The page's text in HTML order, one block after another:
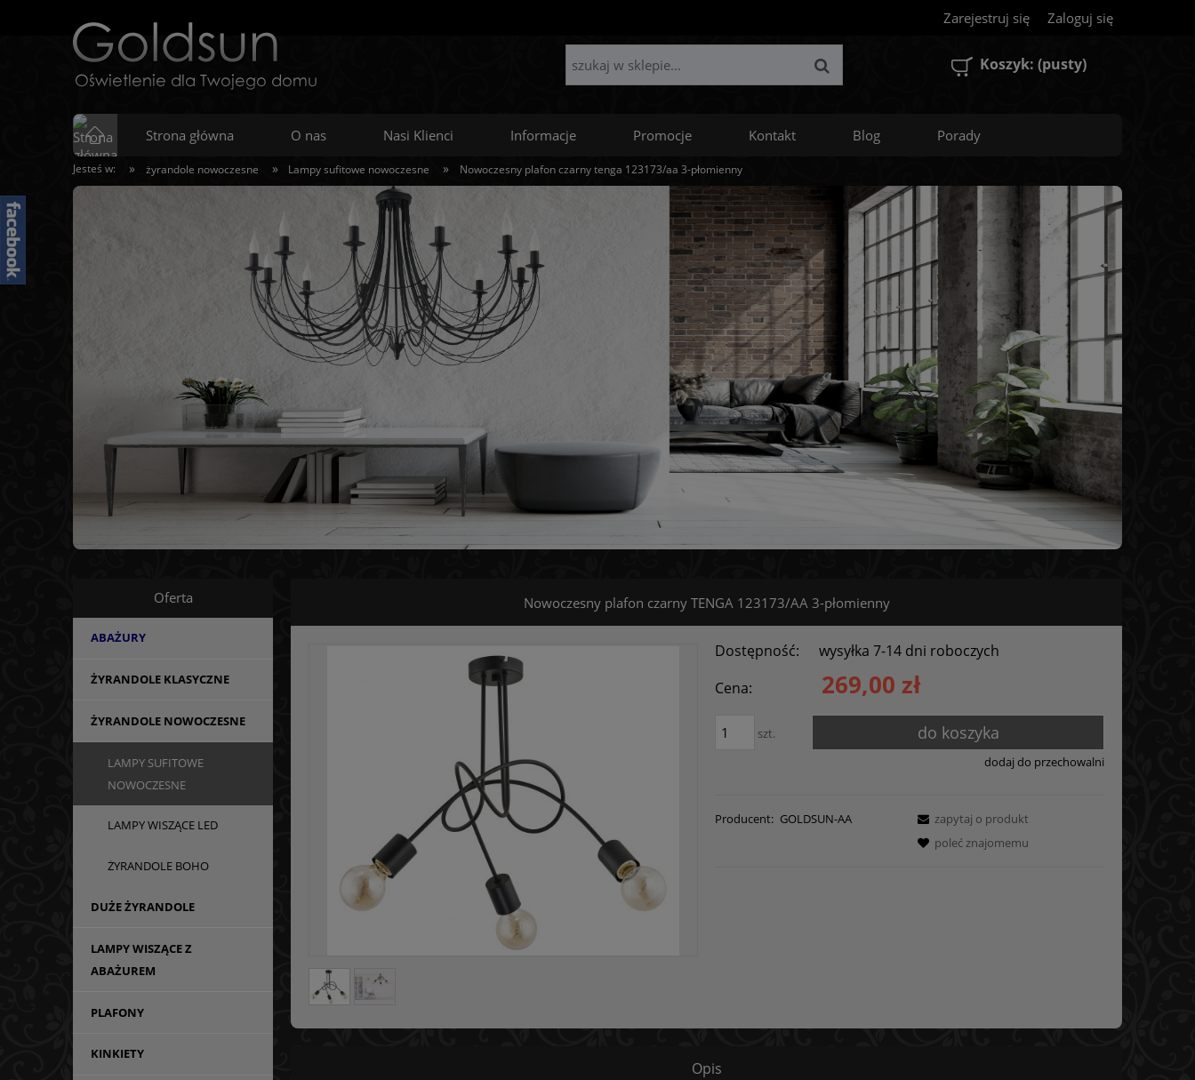
Zarejestruj się Zaloguj się
Koszyk: (pusty)
Strona główna O nas Nasi Klienci Informacje Promocje Kontakt Blog Porady
Jesteś w: » żyrandole nowoczesne » Lampy sufitowe nowoczesne » Nowoczesny plafon czarny tenga 123173/aa 3-płomienny
Oferta
ABAŻURY
ŻYRANDOLE KLASYCZNE
ŻYRANDOLE NOWOCZESNE
LAMPY SUFITOWE
NOWOCZESNE
LAMPY WISZĄCE LED
ŻYRANDOLE BOHO
DUŻE ŻYRANDOLE
LAMPY WISZĄCE Z
ABAŻUREM
PLAFONY
KINKIETY
Nowoczesny plafon czarny TENGA 123173/AA 3-płomienny
Dostępność:
wysyłka 7-14 dni roboczych
Cena:
269,00 zł
szt. do koszyka
dodaj do przechowalni
Producent: GOLDSUN-AA
zapytaj o produkt
poleć znajomemu
Opis